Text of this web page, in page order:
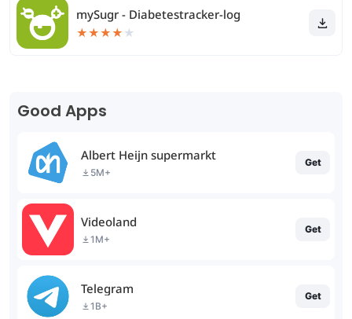
mySugr - Diabetestracker-log
★★★★ ★
Good Apps
Albert Heijn supermarkt
5M+
Get
Videoland
1M+
Get
Telegram
1B+
Get